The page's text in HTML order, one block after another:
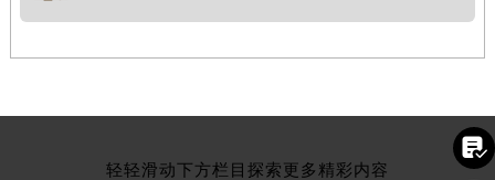
轻轻滑动下方栏目探索更多精彩内容
